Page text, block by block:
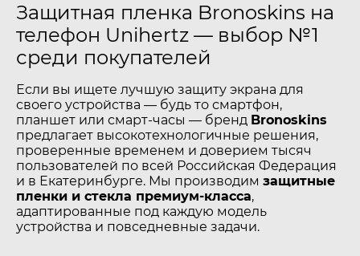
Защитная пленка Bronoskins на
телефон Unihertz — выбор №1
среди покупателей
Если вы ищете лучшую защиту экрана для
своего устройства — будь то смартфон,
планшет или смарт-часы — бренд Bronoskins
предлагает высокотехнологичные решения,
проверенные временем и доверием тысяч
пользователей по всей Российская Федерация
и в Екатеринбурге. Мы производим защитные
пленки и стекла премиум-класса,
адаптированные под каждую модель
устройства и повседневные задачи.